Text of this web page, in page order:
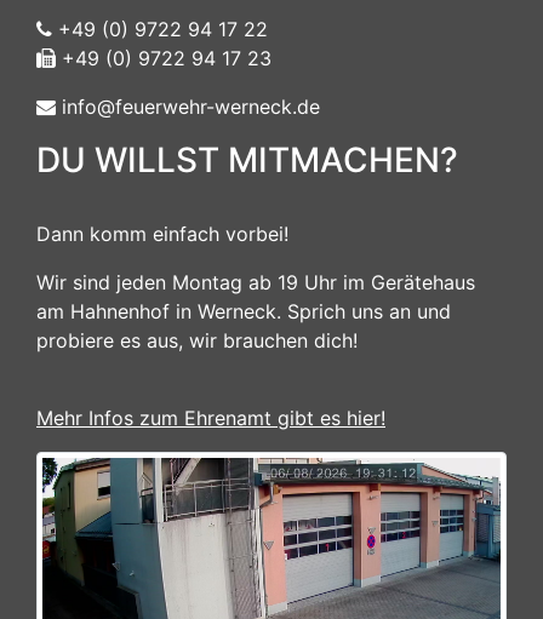
+49 (0) 9722 94 17 22
+49 (0) 9722 94 17 23
info@feuerwehr-werneck.de
DU WILLST MITMACHEN?
Dann komm einfach vorbei!
Wir sind jeden Montag ab 19 Uhr im Gerätehaus
am Hahnenhof in Werneck. Sprich uns an und
probiere es aus, wir brauchen dich!
Mehr Infos zum Ehrenamt gibt es hier!